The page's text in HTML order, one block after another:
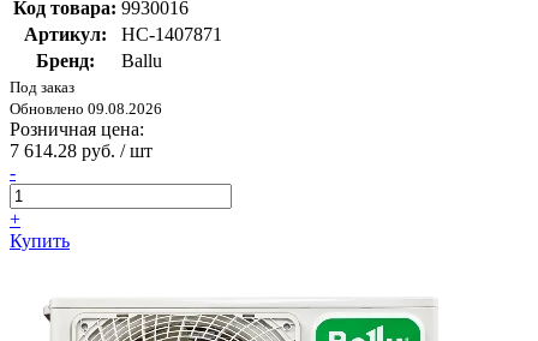
Код товара: 9930016
Артикул:
НС-1407871
Бренд:
Ballu
Под заказ
Обновлено 09.08.2026
Розничная цена:
7 614.28 руб. / шт
-
+
Купить